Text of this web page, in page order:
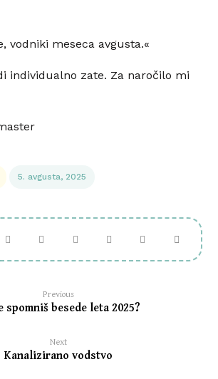
vodniki meseca avgusta.«
individualno zate. Za naročilo mi
5. avgusta, 2025
Previous
spomniš besede leta 2025?
Next
Kanalizirano vodstvo